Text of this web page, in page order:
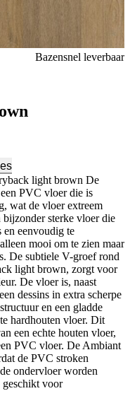
brown uit je favorieten
Bazensnel leverbaar
light brown De
PVC vloer die is
wat de vloer extreem
bijzonder sterke vloer die
eenvoudig te
mooi om te zien maar
De subtiele V-groef rond
light brown, zorgt voor
De vloer is, naast
dessins in extra scherpe
en een gladde
hardhouten vloer. Dit
een echte houten vloer,
PVC vloer. De Ambiant
de PVC stroken
ondervloer worden
voor